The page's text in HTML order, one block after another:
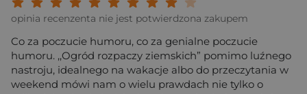
opinia recenzenta nie jest potwierdzona zakupem
Co za poczucie humoru, co za genialne poczucie
humoru. ,,Ogród rozpaczy ziemskich” pomimo luźnego
nastroju, idealnego na wakacje albo do przeczytania w
weekend mówi nam o wielu prawdach nie tylko o